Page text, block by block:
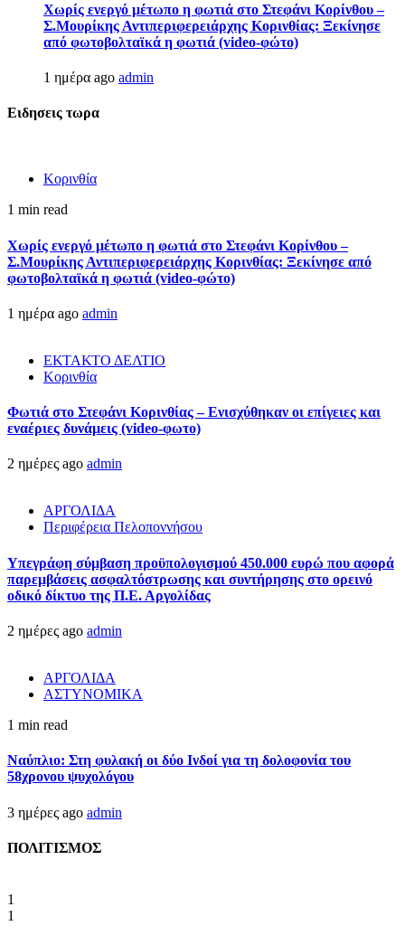
Χωρίς ενεργό μέτωπο η φωτιά στο Στεφάνι Κορίνθου –
Σ.Μουρίκης Αντιπεριφερειάρχης Κορινθίας: Ξεκίνησε
από φωτοβολταϊκά η φωτιά (video-φώτο)
1 ημέρα ago admin
Ειδησεις τωρα
Κορινθία
1 min read
Χωρίς ενεργό μέτωπο η φωτιά στο Στεφάνι Κορίνθου –
Σ.Μουρίκης Αντιπεριφερειάρχης Κορινθίας: Ξεκίνησε από
φωτοβολταϊκά η φωτιά (video-φώτο)
1 ημέρα ago admin
ΕΚΤΑΚΤΟ ΔΕΛΤΙΟ
Κορινθία
Φωτιά στο Στεφάνι Κορινθίας – Ενισχύθηκαν οι επίγειες και
εναέριες δυνάμεις (video-φωτο)
2 ημέρες ago admin
ΑΡΓΟΛΙΔΑ
Περιφέρεια Πελοποννήσου
Υπεγράφη σύμβαση προϋπολογισμού 450.000 ευρώ που αφορά
παρεμβάσεις ασφαλτόστρωσης και συντήρησης στο ορεινό
οδικό δίκτυο της Π.Ε. Αργολίδας
2 ημέρες ago admin
ΑΡΓΟΛΙΔΑ
ΑΣΤΥΝΟΜΙΚΑ
1 min read
Ναύπλιο: Στη φυλακή οι δύο Ινδοί για τη δολοφονία του
58χρονου ψυχολόγου
3 ημέρες ago admin
ΠΟΛΙΤΙΣΜΟΣ
1
1